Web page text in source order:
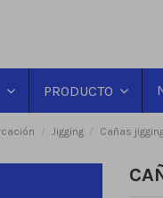
PRODUCTO
Jigging Cañas